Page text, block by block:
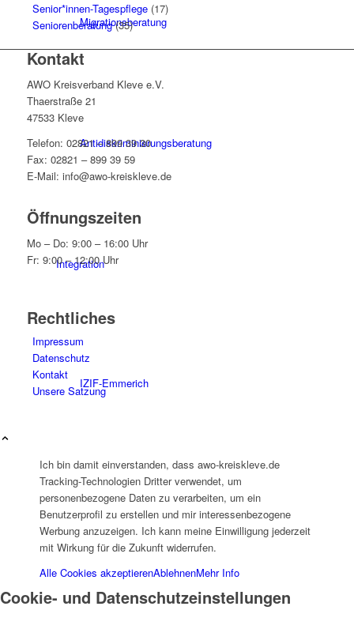
Migrationsberatung
Antidiskriminierungsberatung
Integration
IZIF-Emmerich
Integrationsagentur
Senior*innen-Tagespflege(17)
Seniorenberatung(35)
Kontakt
AWO Kreisverband Kleve e.V.
Thaerstraße 21
47533 Kleve
Telefon: 02821 – 899 39 30
Fax: 02821 – 899 39 59
E-Mail: info@awo-kreiskleve.de
Öffnungszeiten
Mo – Do: 9:00 – 16:00 Uhr
Fr: 9:00 – 12:00 Uhr
Rechtliches
Impressum
Datenschutz
Kontakt
Unsere Satzung
Ich bin damit einverstanden, dass awo-kreiskleve.de
Tracking-Technologien Dritter verwendet, um
personenbezogene Daten zu verarbeiten, um ein
Benutzerprofil zu erstellen und mir interessenbezogene
Werbung anzuzeigen. Ich kann meine Einwilligung jederzeit
mit Wirkung für die Zukunft widerrufen.
Alle Cookies akzeptierenAblehnenMehr Info
Cookie- und Datenschutzeinstellungen